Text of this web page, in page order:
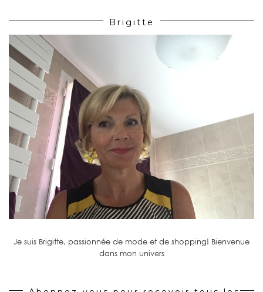
Brigitte
Je suis Brigitte, passionnée de mode et de shopping! Bienvenue
dans mon univers